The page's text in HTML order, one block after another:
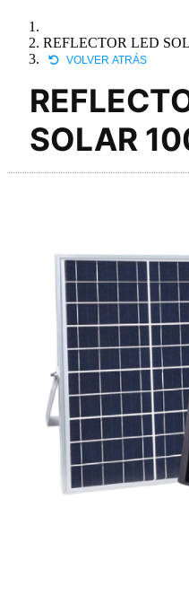
REFLECTOR LED
VOLVER ATRÁS
SOLAR